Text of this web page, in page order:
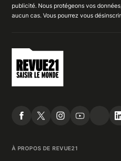
publicité. Nous protégeons vos
aucun cas. Vous pourrez vous
À PROPOS DE REVUE21